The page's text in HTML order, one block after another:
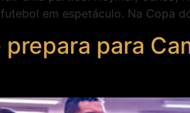
em espetáculo. Na Copa
prepara para